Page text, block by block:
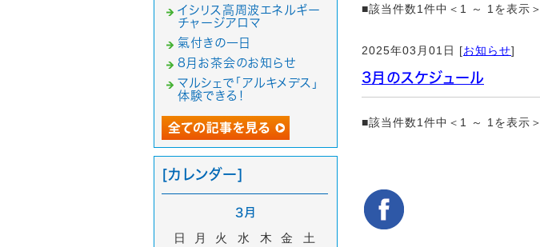
■該当件数1件中＜1 ～ 1を表示＞
2025年03月01日 [お知らせ]
3月のスケジュール
■該当件数1件中＜1 ～ 1を表示＞
イシリス高周波エネルギー
チャージアロマ
氣付きの一日
8月お茶会のお知らせ
マルシェで「アルキメデス」
体験できる！
[カレンダー]
3月
日 月 火 水 木 金 土